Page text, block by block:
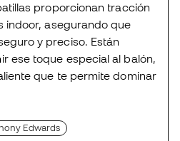
proporcionan tracción
indoor, asegurando que
y preciso. Están
ese toque especial al balón,
que te permite dominar
Edwards